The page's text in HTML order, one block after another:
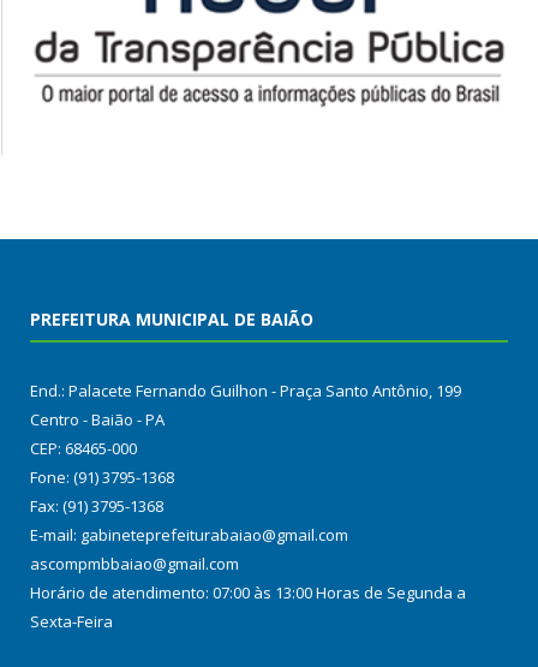
PREFEITURA MUNICIPAL DE BAIÃO
End.: Palacete Fernando Guilhon - Praça Santo Antônio, 199
Centro - Baião - PA
CEP: 68465-000
Fone: (91) 3795-1368
Fax: (91) 3795-1368
E-mail: gabineteprefeiturabaiao@gmail.com
ascompmbbaiao@gmail.com
Horário de atendimento: 07:00 às 13:00 Horas de Segunda a
Sexta-Feira